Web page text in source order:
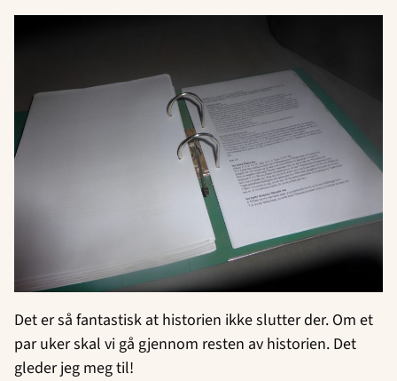
Det er så fantastisk at historien ikke slutter der. Om et
par uker skal vi gå gjennom resten av historien. Det
gleder jeg meg til!